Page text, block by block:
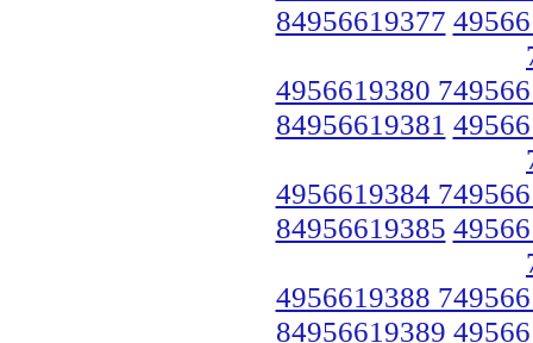
84956619377
4956619380
84956619381
4956619384
84956619385
4956619388
84956619389